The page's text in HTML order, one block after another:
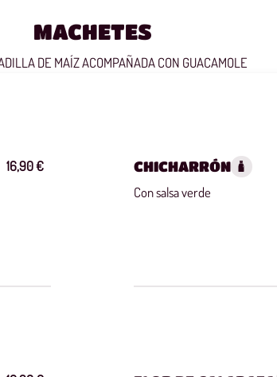
MACHETES
DE MAÍZ ACOMPAÑADA CON GUACAMOLE
16,90 € CHICHARRÓN
Con salsa verde